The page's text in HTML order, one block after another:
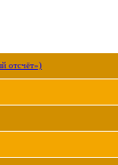
отсчёт»)